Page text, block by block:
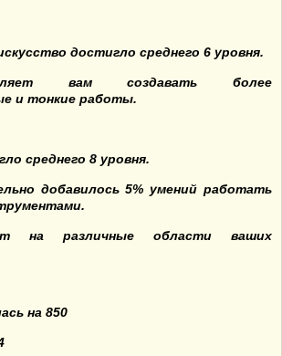
достигло среднего 6 уровня.
вам создавать более
и тонкие работы.
среднего 8 уровня.
добавилось 5% умений работать
на различные области ваших
на 850